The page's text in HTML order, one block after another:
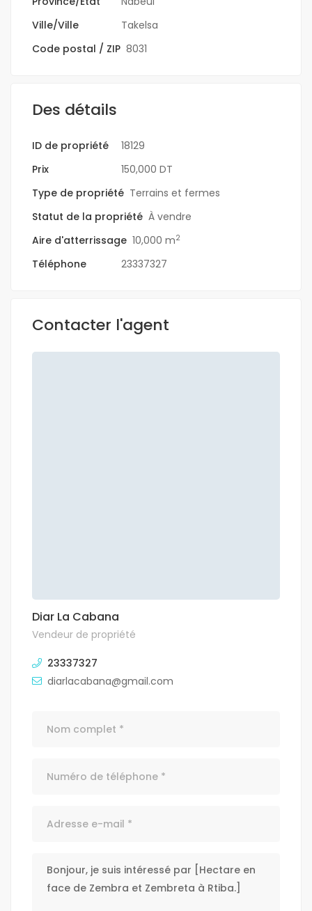
Ville/Ville
Takelsa
Code postal / ZIP 8031
Des détails
ID de propriété
18129
Prix
150,000 DT
Type de propriété Terrains et fermes
Statut de la propriété À vendre
Aire d'atterrissage 10,000 m2
Téléphone 23337327
Contacter l'agent
Diar La Cabana
Vendeur de propriété
23337327
diarlacabana@gmail.com